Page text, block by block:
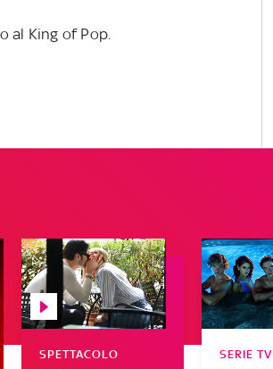
al King of Pop.
SPETTACOLO SERIE TV